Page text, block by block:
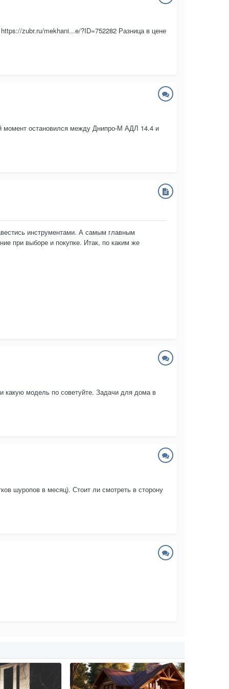
zubr.ru/mekhani...e/?ID=752282 Разница в цене
момент остановился между Днипро-М АДЛ 14.4 и
инструментами. А самым главным
при выборе и покупке. Итак, по каким же
какую модель по советуйте. Задачи для дома в
шуропов в месяц). Стоит ли смотреть в сторону